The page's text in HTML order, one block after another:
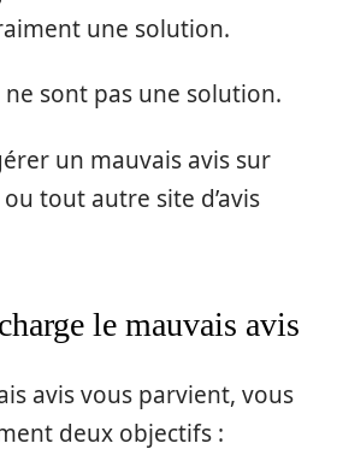
une solution.
ne sont pas une solution.
un mauvais avis sur
ou tout autre site d’avis
le mauvais avis
avis vous parvient, vous
deux objectifs :